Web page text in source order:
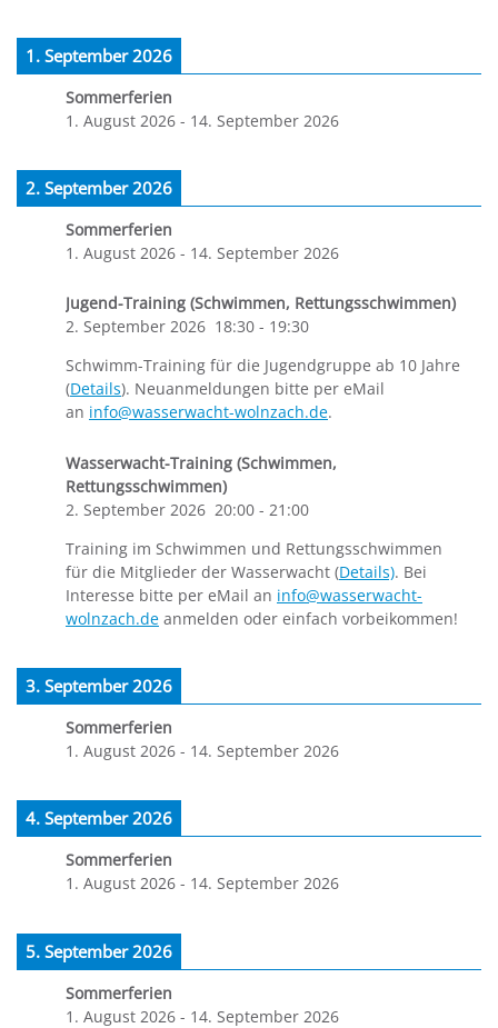
1. September 2026
Sommerferien
1. August 2026 - 14. September 2026
2. September 2026
Sommerferien
1. August 2026 - 14. September 2026
Jugend-Training (Schwimmen, Rettungsschwimmen)
2. September 2026 18:30 - 19:30
Schwimm-Training für die Jugendgruppe ab 10 Jahre
(Details). Neuanmeldungen bitte per eMail
an info@wasserwacht-wolnzach.de.
Wasserwacht-Training (Schwimmen,
Rettungsschwimmen)
2. September 2026 20:00 - 21:00
Training im Schwimmen und Rettungsschwimmen
für die Mitglieder der Wasserwacht (Details). Bei
Interesse bitte per eMail an info@wasserwacht-
wolnzach.de anmelden oder einfach vorbeikommen!
3. September 2026
Sommerferien
1. August 2026 - 14. September 2026
4. September 2026
Sommerferien
1. August 2026 - 14. September 2026
5. September 2026
Sommerferien
1. August 2026 - 14. September 2026